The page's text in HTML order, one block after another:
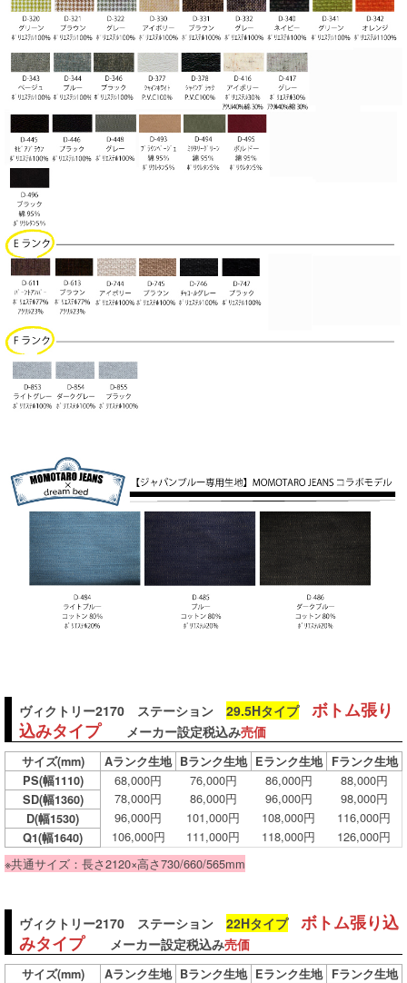
ヴィクトリー2170 ステーション 29.5Hタイプ
ボトム張り
込みタイプメーカー設定税込み売価
サイズ(mm) Aランク生地 Bランク生地 Eランク生地
Fランク生地
PS(幅1110)
68,000円 76,000円 86,000円 88,000円
SD(幅1360) 78,000円 86,000円 96,000円 98,000円
D(幅1530) 96,000円 101,000円 108,000円 116,000円
Q1(幅1640) 106,000円 111,000円 118,000円
126,000円
※共通サイズ：長さ2120×高さ730/660/565mm
ヴィクトリー2170 ステーション 22Hタイプ
ボトム張り込
みタイプメーカー設定税込み売価
サイズ(mm) Aランク生地 Bランク生地 Eランク生地
Fランク生地